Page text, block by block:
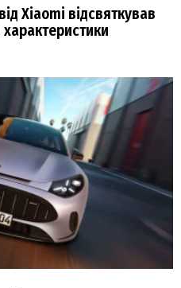
Xiaomi відсвяткував
характеристики